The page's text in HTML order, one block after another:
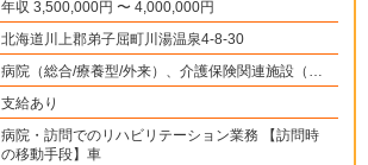
年収 3,500,000円 〜 4,000,000円
北海道川上郡弟子屈町川湯温泉4-8-30
病院（総合/療養型/外来）、介護保険関連施設（訪
問看護・リハ）
支給あり
病院・訪問でのリハビリテーション業務 【訪問時
の移動手段】車